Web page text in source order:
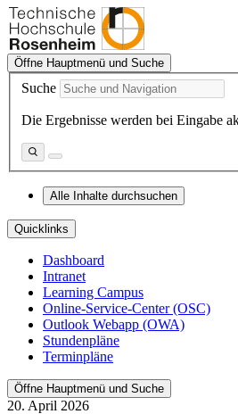
Öffne Hauptmenü und Suche
Suche
Die Ergebnisse werden bei Eingabe
Alle Inhalte durchsuchen
Quicklinks
Dashboard
Intranet
Learning Campus
Online-Service-Center (OSC)
Outlook Webapp (OWA)
Stundenpläne
Terminpläne
Öffne Hauptmenü und Suche
20. April 2026